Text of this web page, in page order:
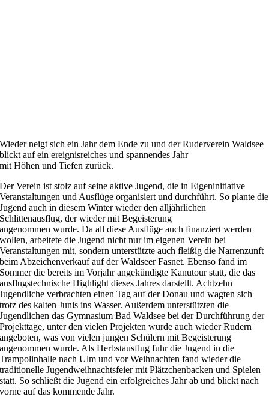
Wieder neigt sich ein Jahr dem Ende zu und der Ruderverein Waldsee
blickt auf ein ereignisreiches und spannendes Jahr
mit Höhen und Tiefen zurück.
Der Verein ist stolz auf seine aktive Jugend, die in Eigeninitiative
Veranstaltungen und Ausflüge organisiert und durchführt. So plante die
Jugend auch in diesem Winter wieder den alljährlichen
Schlittenausflug, der wieder mit Begeisterung
angenommen wurde. Da all diese Ausflüge auch finanziert werden
wollen, arbeitete die Jugend nicht nur im eigenen Verein bei
Veranstaltungen mit, sondern unterstützte auch fleißig die Narrenzunft
beim Abzeichenverkauf auf der Waldseer Fasnet. Ebenso fand im
Sommer die bereits im Vorjahr angekündigte Kanutour statt, die das
ausflugstechnische Highlight dieses Jahres darstellt. Achtzehn
Jugendliche verbrachten einen Tag auf der Donau und wagten sich
trotz des kalten Junis ins Wasser. Außerdem unterstützten die
Jugendlichen das Gymnasium Bad Waldsee bei der Durchführung der
Projekttage, unter den vielen Projekten wurde auch wieder Rudern
angeboten, was von vielen jungen Schülern mit Begeisterung
angenommen wurde. Als Herbstausflug fuhr die Jugend in die
Trampolinhalle nach Ulm und vor Weihnachten fand wieder die
traditionelle Jugendweihnachtsfeier mit Plätzchenbacken und Spielen
statt. So schließt die Jugend ein erfolgreiches Jahr ab und blickt nach
vorne auf das kommende Jahr.